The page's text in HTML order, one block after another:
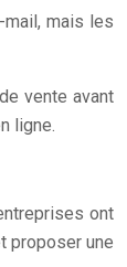
mais les
vente avant
ligne.
ont
proposer une